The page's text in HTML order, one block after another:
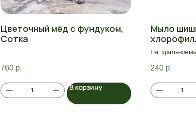
Цветочный мёд с фундуком,
Сотка
760 р.
В корзину
Мыло
пастой
Натуральное
240 р.